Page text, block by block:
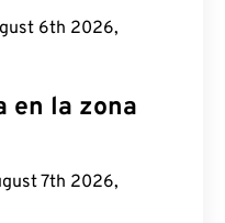
6th 2026,
en la zona
7th 2026,